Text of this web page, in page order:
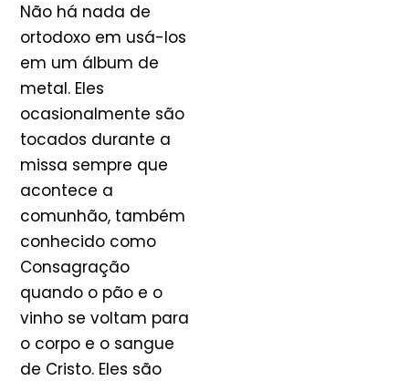
Não há nada de
ortodoxo em usá-los
em um álbum de
metal. Eles
ocasionalmente são
tocados durante a
missa sempre que
acontece a
comunhão, também
conhecido como
Consagração
quando o pão e o
vinho se voltam para
o corpo e o sangue
de Cristo. Eles são